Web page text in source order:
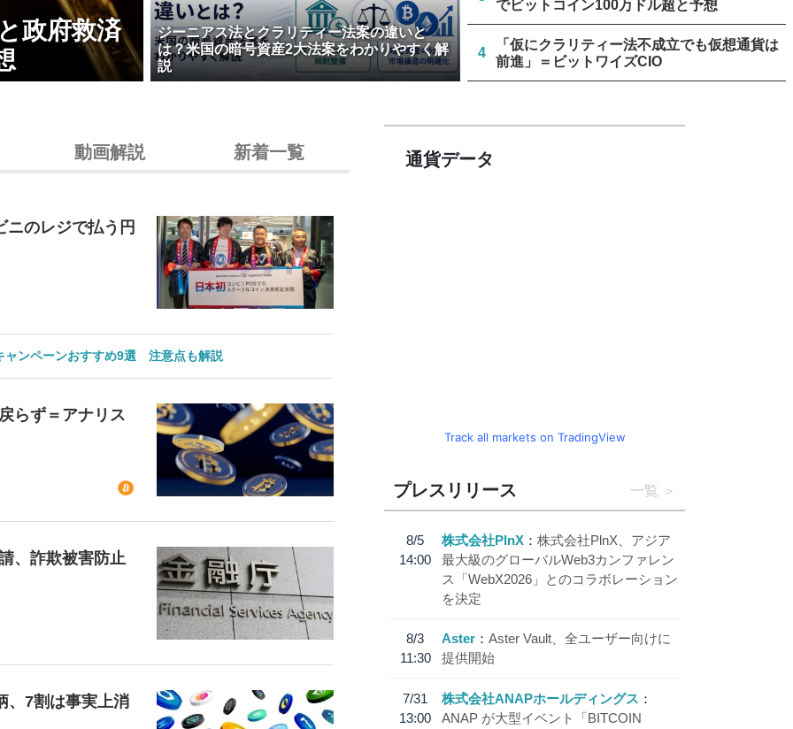
政府救済
ジーニアス法とクラリティー法案の違いと
は？米国の暗号資産2大法案をわかりやすく解
説
でビットコイン100万ドル超と予想
4
「仮にクラリティー法不成立でも仮想通貨は
前進」＝ビットワイズCIO
動画解説 新着一覧
のレジで払う円
ャンペーンおすすめ9選 注意点も解説
らず＝アナリス
、詐欺被害防止
、7割は事実上消
通貨データ
Track all markets on TradingView
プレスリリース 一覧
8/5
14:00
株式会社PlnX
株式会社PlnX、アジア
最大級のグローバルWeb3カンファレン
ス「WebX2026」とのコラボレーション
を決定
8/3
11:30
Aster
Aster Vault、全ユーザー向けに
提供開始
7/31
13:00
株式会社ANAPホールディングス
ANAP が大型イベント「BITCOIN